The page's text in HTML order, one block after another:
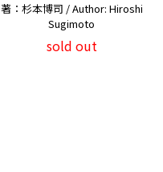
著：杉本博司 / Author: Hiroshi
Sugimoto
sold out